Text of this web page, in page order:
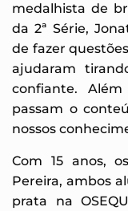
medalhista de
da 2ª Série,
de fazer
ajudaram
confiante.
passam o
nossos
Com 15 anos,
Pereira, ambos
prata na